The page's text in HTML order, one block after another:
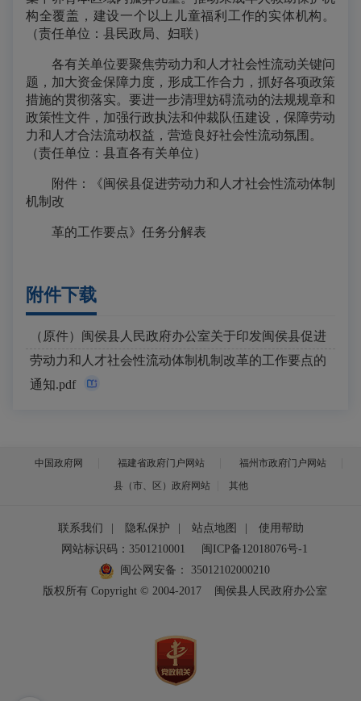
构全覆盖，建设一个以上儿童福利工作的实体机构。
（责任单位：县民政局、妇联）
各有关单位要聚焦劳动力和人才社会性流动关键问
题，加大资金保障力度，形成工作合力，抓好各项政策
措施的贯彻落实。要进一步清理妨碍流动的法规规章和
政策性文件，加强行政执法和仲裁队伍建设，保障劳动
力和人才合法流动权益，营造良好社会性流动氛围。
（责任单位：县直各有关单位）
附件：《闽侯县促进劳动力和人才社会性流动体制
机制改
革的工作要点》任务分解表
附件下载
（原件）闽侯县人民政府办公室关于印发闽侯县促进
劳动力和人才社会性流动体制机制改革的工作要点的
通知.pdf
中国政府网 福建省政府门户网站
福州市政府门户网站
县（市、区）政府网站
其他
联系我们 隐私保护 站点地图
使用帮助
网站标识码：3501210001
闽ICP备12018076号-1
闽公网安备：
35012102000210
版权所有 Copyright © 2004-2017
闽侯县人民政府办公室